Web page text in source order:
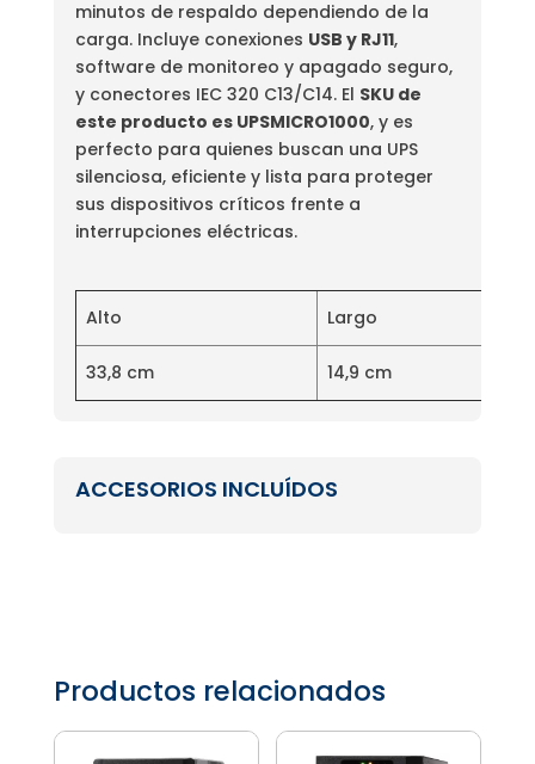
minutos de respaldo dependiendo de la
carga. Incluye conexiones USB y RJ11,
software de monitoreo y apagado seguro,
y conectores IEC 320 C13/C14. El SKU de
este producto es UPSMICRO1000, y es
perfecto para quienes buscan una UPS
silenciosa, eficiente y lista para proteger
sus dispositivos críticos frente a
interrupciones eléctricas.
Alto Largo
33,8 cm 14,9 cm
ACCESORIOS INCLUÍDOS
Productos relacionados